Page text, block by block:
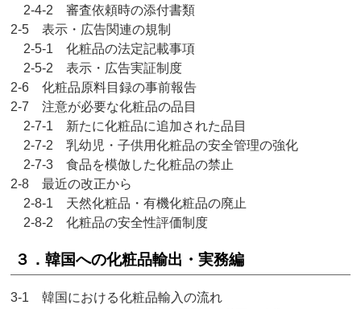
2-4-2 審査依頼時の添付書類
2-5 表示・広告関連の規制
2-5-1 化粧品の法定記載事項
2-5-2 表示・広告実証制度
2-6 化粧品原料目録の事前報告
2-7 注意が必要な化粧品の品目
2-7-1 新たに化粧品に追加された品目
2-7-2 乳幼児・子供用化粧品の安全管理の強化
2-7-3 食品を模倣した化粧品の禁止
2-8 最近の改正から
2-8-1 天然化粧品・有機化粧品の廃止
2-8-2 化粧品の安全性評価制度
３．韓国への化粧品輸出・実務編
3-1 韓国における化粧品輸入の流れ